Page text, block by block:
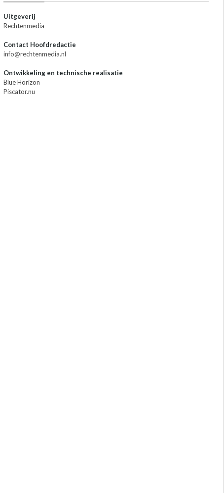
Uitgeverij
Rechtenmedia
Contact Hoofdredactie
info@rechtenmedia.nl
Ontwikkeling en technische realisatie
Blue Horizon
Piscator.nu